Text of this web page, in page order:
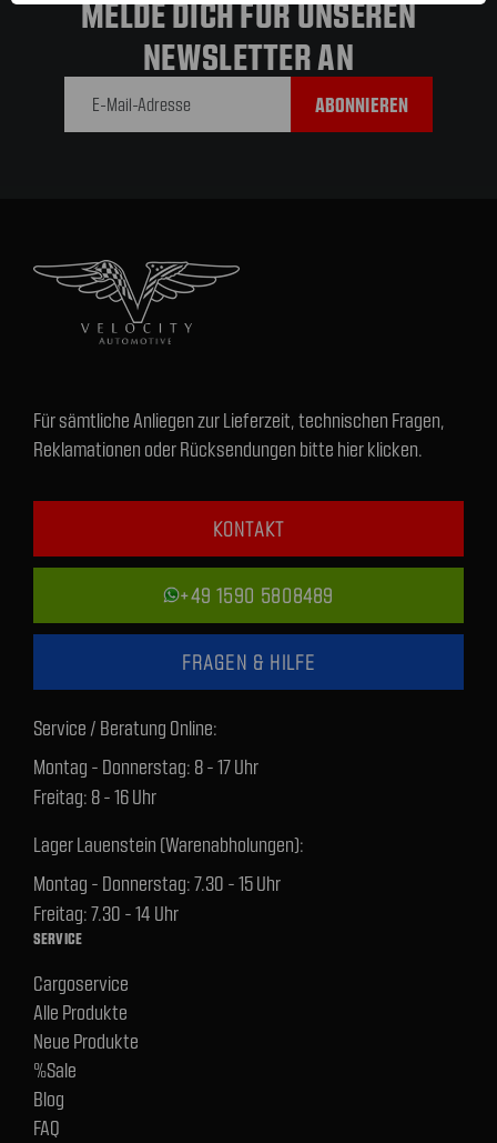
MELDE DICH FÜR UNSEREN
NEWSLETTER AN
Für sämtliche Anliegen zur Lieferzeit, technischen Fragen,
Reklamationen oder Rücksendungen bitte hier klicken.
KONTAKT
+49 1590 5808489
FRAGEN & HILFE
Service / Beratung Online:
Montag - Donnerstag: 8 - 17 Uhr
Freitag: 8 - 16 Uhr
Lager Lauenstein (Warenabholungen):
Montag - Donnerstag: 7.30 - 15 Uhr
Freitag: 7.30 - 14 Uhr
SERVICE
Cargoservice
Alle Produkte
Neue Produkte
%Sale
Blog
FAQ